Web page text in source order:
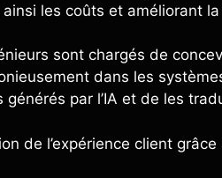
les coûts et améliorant
sont chargés de
dans les
par l’IA et de les
de l’expérience client grâce